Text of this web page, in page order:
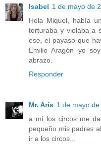
Isabel 1 de mayo de
Hola Miquel, había
torturaba y violaba a
ese, el payaso que
Emilio Aragón yo
abrazo.
Responder
Mr. Aris 1 de mayo
a mi los circos me
pequeño mis padres
ir a los circos...